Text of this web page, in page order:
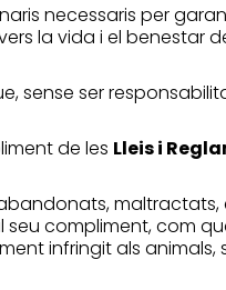
necessaris per
la vida i el benestar
sense ser
de les Lleis i
seu compliment, com
infringit als